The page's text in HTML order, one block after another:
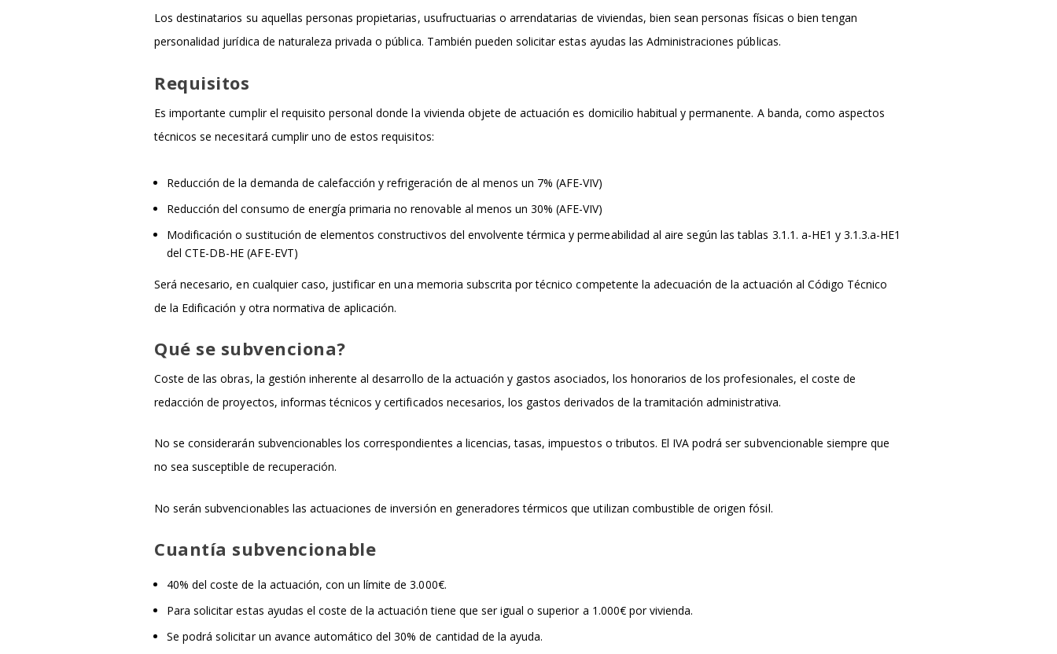
Los destinatarios su aquellas personas propietarias, usufructuarias o arrendatarias de viviendas, bien sean personas físicas o bien tengan
personalidad jurídica de naturaleza privada o pública. También pueden solicitar estas ayudas las Administraciones públicas.
Requisitos
Es importante cumplir el requisito personal donde la vivienda objete de actuación es domicilio habitual y permanente. A banda, como aspectos
técnicos se necesitará cumplir uno de estos requisitos:
Reducción de la demanda de calefacción y refrigeración de al menos un 7% (AFE-VIV)
Reducción del consumo de energía primaria no renovable al menos un 30% (AFE-VIV)
Modificación o sustitución de elementos constructivos del envolvente térmica y permeabilidad al aire según las tablas 3.1.1. a-HE1 y 3.1.3.a-HE1
del CTE-DB-HE (AFE-EVT)
Será necesario, en cualquier caso, justificar en una memoria subscrita por técnico competente la adecuación de la actuación al Código Técnico
de la Edificación y otra normativa de aplicación.
Qué se subvenciona?
Coste de las obras, la gestión inherente al desarrollo de la actuación y gastos asociados, los honorarios de los profesionales, el coste de
redacción de proyectos, informas técnicos y certificados necesarios, los gastos derivados de la tramitación administrativa.
No se considerarán subvencionables los correspondientes a licencias, tasas, impuestos o tributos. El IVA podrá ser subvencionable siempre que
no sea susceptible de recuperación.
No serán subvencionables las actuaciones de inversión en generadores térmicos que utilizan combustible de origen fósil.
Cuantía subvencionable
40% del coste de la actuación, con un límite de 3.000€.
Para solicitar estas ayudas el coste de la actuación tiene que ser igual o superior a 1.000€ por vivienda.
Se podrá solicitar un avance automático del 30% de cantidad de la ayuda.